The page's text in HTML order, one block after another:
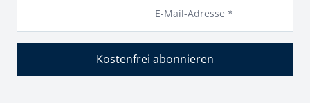
E-Mail-Adresse *
Kostenfrei abonnieren